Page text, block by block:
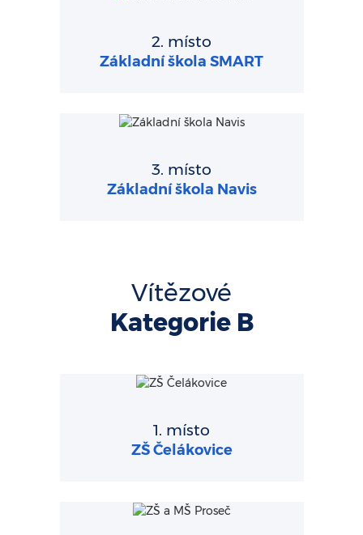
2. místo
Základní škola SMART
3. místo
Základní škola Navis
Vítězové
Kategorie B
1. místo
ZŠ Čelákovice